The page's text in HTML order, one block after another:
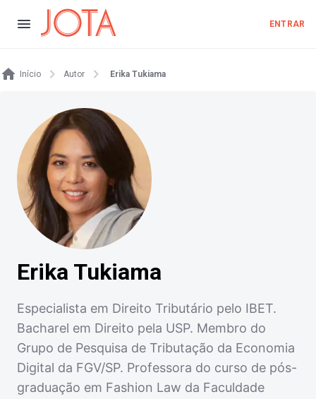
ENTRAR
Início Autor Erika Tukiama
Erika Tukiama
Especialista em Direito Tributário pelo IBET.
Bacharel em Direito pela USP. Membro do
Grupo de Pesquisa de Tributação da Economia
Digital da FGV/SP. Professora do curso de pós-
graduação em Fashion Law da Faculdade